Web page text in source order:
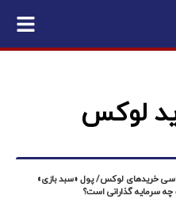
لوکس
خریدهای لوکس/ پول «سبد بازی»
سرمایه گذارانی است؟